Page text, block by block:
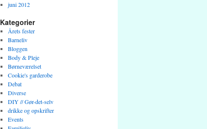
juni 2012
Kategorier
Årets fester
Barneliv
Bloggen
Body & Pleje
Børneværelset
Cookie's garderobe
Debat
Diverse
DIY // Gør-det-selv
drikke og opskrifter
Events